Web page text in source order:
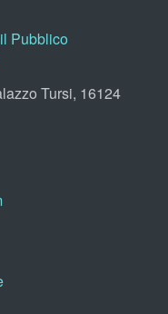
Pubblico
Tursi, 16124